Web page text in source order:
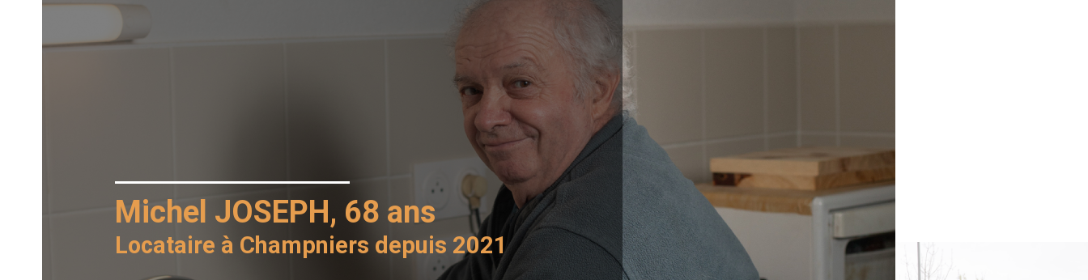
Michel JOSEPH, 68 ans
Locataire à Champniers depuis 2021